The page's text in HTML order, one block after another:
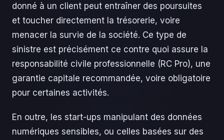
donné à un client peut entraîner des poursuites
et toucher directement la trésorerie, voire
menacer la survie de la société. Ce type de
sinistre est précisément ce contre quoi assure la
responsabilité civile professionnelle (RC Pro), une
garantie capitale recommandée, voire obligatoire
pour certaines activités.
En outre, les start-ups manipulant des données
numériques sensibles, ou celles basées sur des